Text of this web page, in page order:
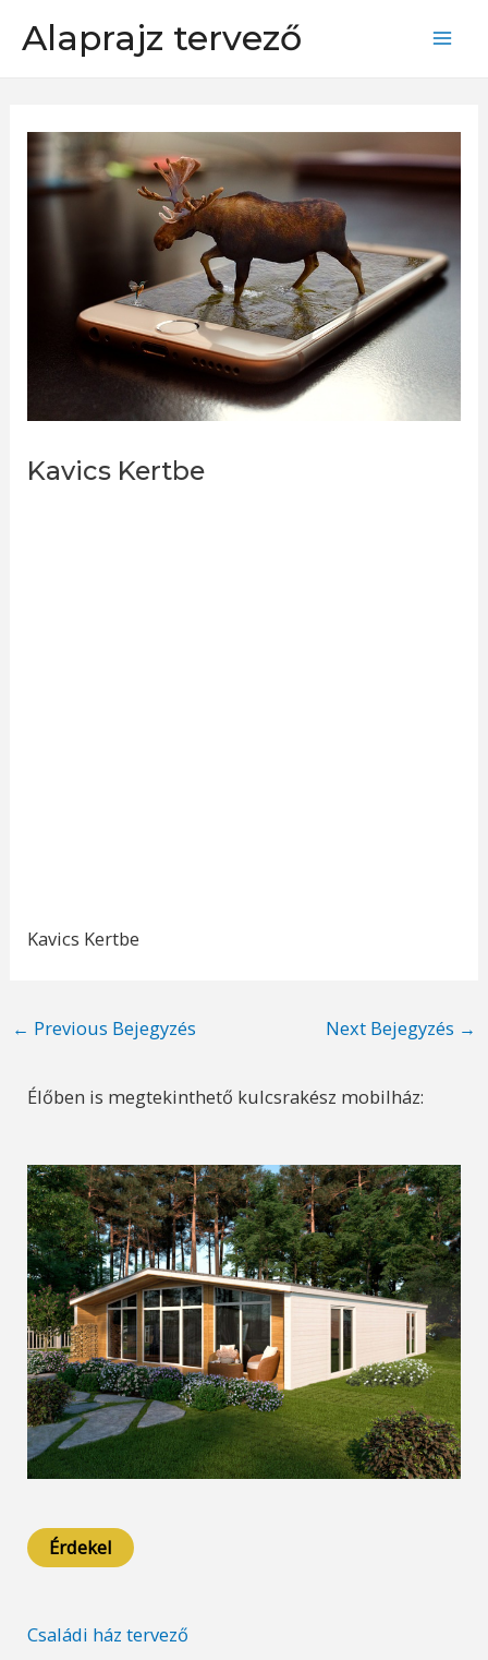
Alaprajz tervező
Kavics Kertbe
Kavics Kertbe
Post
← Previous Bejegyzés Next Bejegyzés →
Élőben is megtekinthető kulcsrakész mobilház:
Érdekel
Családi ház tervező